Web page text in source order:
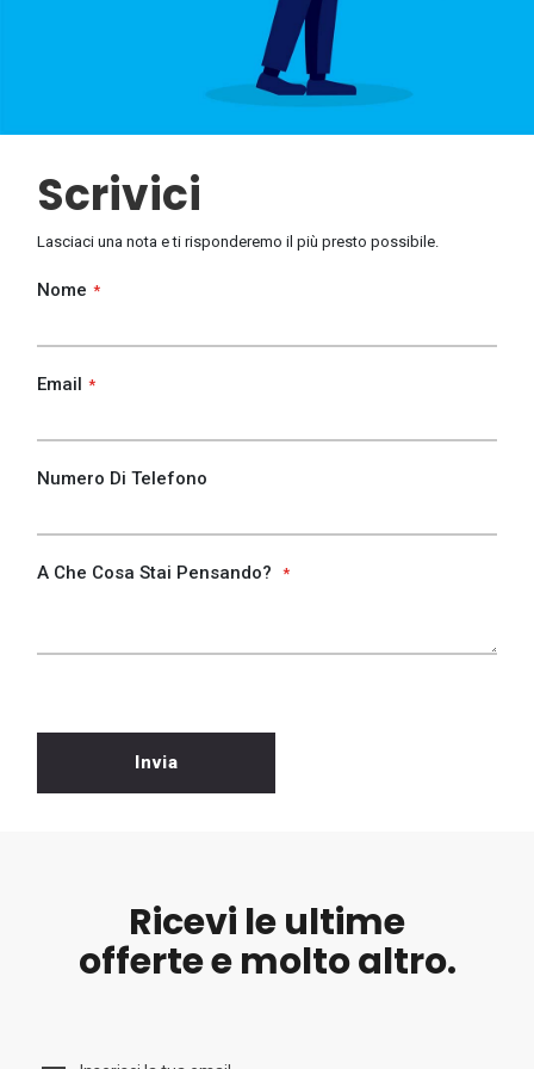
Scrivici
Lasciaci una nota e ti risponderemo il più presto possibile.
Nome
Email
Numero Di Telefono
A Che Cosa Stai Pensando?
Invia
Ricevi le ultime
offerte e molto altro.